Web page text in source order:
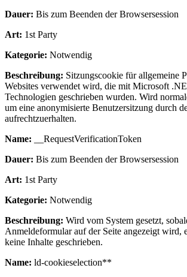
Dauer: Bis zum Beenden der Browsersession
Art: 1st Party
Kategorie: Notwendig
Beschreibung: Sitzungscookie für allgemeine
Websites verwendet wird, die mit Microsoft
Technologien geschrieben wurden. Wird
um eine anonymisierte Benutzersitzung durch
aufrechtzuerhalten.
Name: __RequestVerificationToken
Dauer: Bis zum Beenden der Browsersession
Art: 1st Party
Kategorie: Notwendig
Beschreibung: Wird vom System gesetzt,
Anmeldeformular auf der Seite angezeigt wird,
keine Inhalte geschrieben.
Name: ld-cookieselection**